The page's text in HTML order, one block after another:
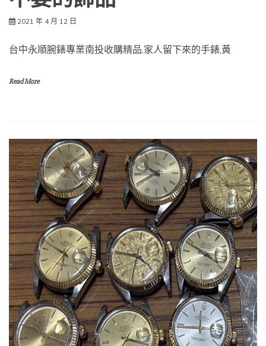
2021 年 4 月 12 日
台中永順腕錶專業南投收購精品,家人留下來的手錶,黃
Read More